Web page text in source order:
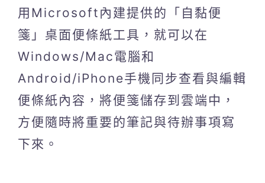
用Microsoft內建提供的「自黏便
箋」桌面便條紙工具，就可以在
Windows/Mac電腦和
Android/iPhone手機同步查看與編輯
便條紙內容，將便箋儲存到雲端中，
方便隨時將重要的筆記與待辦事項寫
下來。